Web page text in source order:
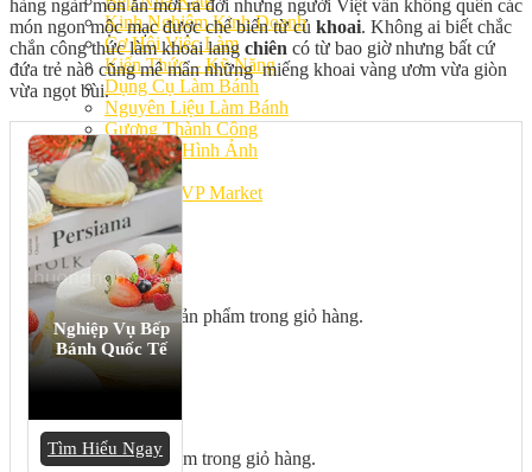
Kinh Nghiệm Kinh Doanh
Cơ Hội Việc Làm
Kiến Thức – Kỹ Năng
Dụng Cụ Làm Bánh
Nguyên Liệu Làm Bánh
Gương Thành Công
Thư Viện Hình Ảnh
Hỏi Đáp
Siêu thị ĐVP Market
Việc Làm
Chưa có sản phẩm trong giỏ hàng.
Giỏ hàng
Chưa có sản phẩm trong giỏ hàng.
hàng ngàn món ăn mới ra đời nhưng người Việt vẫn không quên các
món ngon mộc mạc được chế biến từ củ khoai. Không ai biết chắc
chắn công thức làm khoai lang chiên có từ bao giờ nhưng bất cứ
đứa trẻ nào cũng mê mẩn những miếng khoai vàng ươm vừa giòn
vừa ngọt bùi.
Nghiệp Vụ Bếp
Bánh Quốc Tế
Tìm Hiểu Ngay